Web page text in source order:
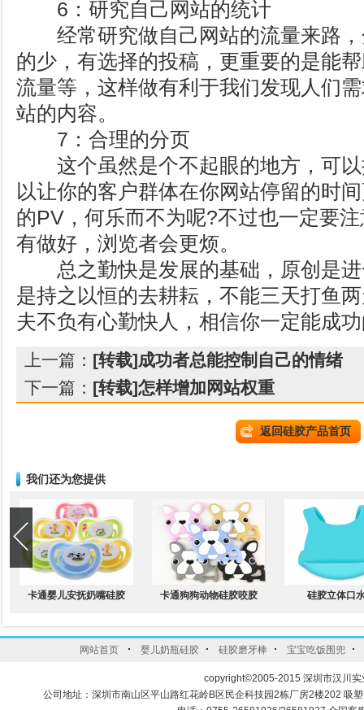
6：研究自己网站的统计
经常研究做自己网站的流量来路，
的少，有选择的投稿，更重要的是能
流量等，这样做有利于我们发现人们
站的内容。
7：合理的分页
这个虽然是个不起眼的地方，可以
以让你的客户群体在你网站停留的时
的PV，何乐而不为呢?不过也一定要
有做好，浏览者会更烦。
总之勤快是发展的基础，原创是进
是持之以恒的去耕耘，不能三天打鱼
夫不负有心勤快人，相信你一定能成
上一篇： [转载]成功者总能控制自己的情绪
下一篇： [转载]怎样增加网站权重
返回硅胶产品首页
我们还为您提供
卡通婴儿安抚奶嘴硅胶 卡通狗狗动物硅胶咬胶 硅胶立体口
网站首页 · 婴儿奶瓶硅胶 · 硅胶磨牙棒 · 宝宝吃饭围兜 ·
copyright©2005-2015 深圳市汉川
公司地址：深圳市南山区平山路红花岭B区民企科技园2栋厂房2楼202 吸